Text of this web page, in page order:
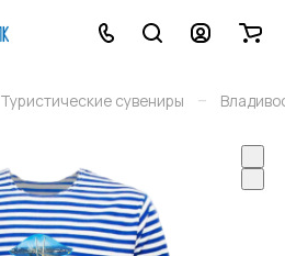
Туристические сувениры –